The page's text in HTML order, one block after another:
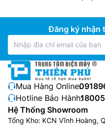
Đăng ký nhận
Mua Hàng Online:
Hotline Bảo Hành:
Hệ Thống Showroom
Tổng Kho: KCN Vĩnh Hoàng,